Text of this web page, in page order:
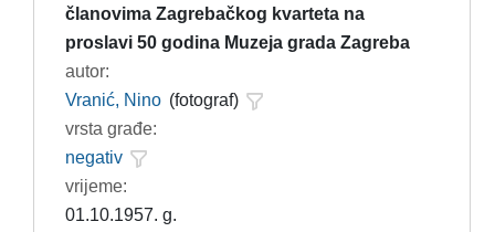
članovima Zagrebačkog kvarteta na
proslavi 50 godina Muzeja grada Zagreba
autor:
Vranić, Nino (fotograf)
vrsta građe:
negativ
vrijeme:
01.10.1957. g.